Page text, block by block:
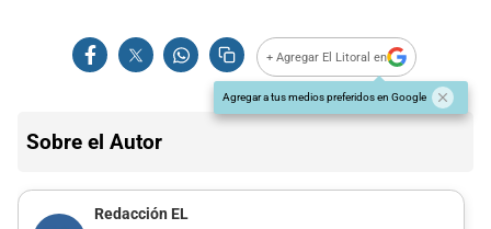
+ Agregar El Litoral en
Agregar a tus medios preferidos en Google
Sobre el Autor
Redacción EL